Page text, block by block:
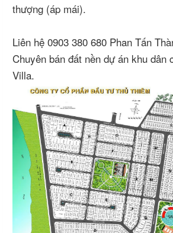
thượng (áp mái).
Liên hệ 0903 380 680 Phan Tấn
Chuyên bán đất nền dự án khu dân
Villa.